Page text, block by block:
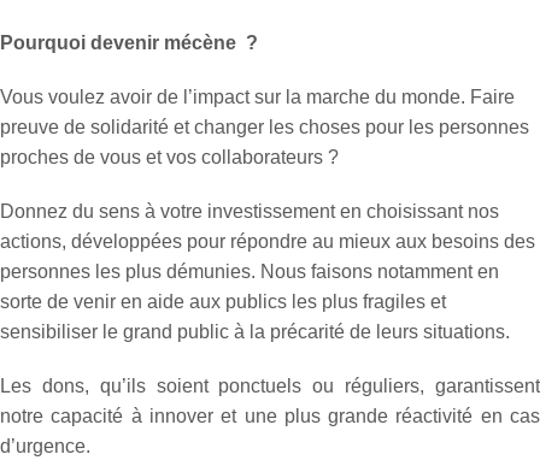
Pourquoi devenir mécène ?
Vous voulez avoir de l’impact sur la marche du monde. Faire
preuve de solidarité et changer les choses pour les personnes
proches de vous et vos collaborateurs ?
Donnez du sens à votre investissement en choisissant nos
actions, développées pour répondre au mieux aux besoins des
personnes les plus démunies. Nous faisons notamment en
sorte de venir en aide aux publics les plus fragiles et
sensibiliser le grand public à la précarité de leurs situations.
Les dons, qu’ils soient ponctuels ou réguliers, garantissent
notre capacité à innover et une plus grande réactivité en cas
d’urgence.